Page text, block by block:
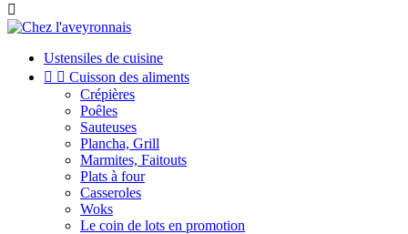

Ustensiles de cuisine
  Cuisson des aliments
Crépières
Poêles
Sauteuses
Plancha, Grill
Marmites, Faitouts
Plats à four
Casseroles
Woks
Le coin de lots en promotion